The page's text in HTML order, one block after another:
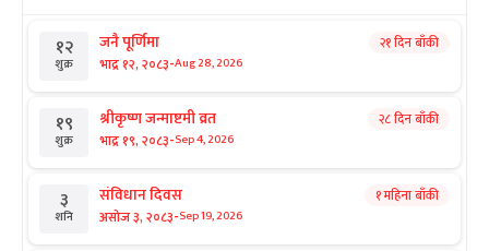
१२
शुक्र
जनै पूर्णिमा
भाद्र १२, २०८३-Aug 28, 2026
२१ दिन बाँकी
१९
शुक्र
श्रीकृष्ण जन्माष्टमी व्रत
भाद्र १९, २०८३-Sep 4, 2026
२८ दिन बाँकी
३
शनि
संविधान दिवस
असोज ३, २०८३-Sep 19, 2026
१ महिना बाँकी